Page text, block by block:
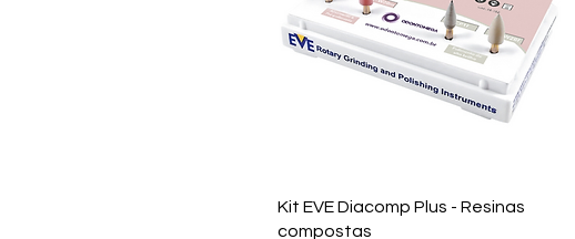
Visualização rápida
Kit EVE Diacomp Plus - Resinas
compostas